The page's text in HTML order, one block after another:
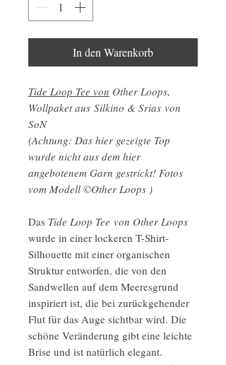
In den Warenkorb
Tide Loop Tee von Other Loops,
Wollpaket aus Silkino & Srias von
SoN
(Achtung: Das hier gezeigte Top
wurde nicht aus dem hier
angebotenem Garn gestrickt! Fotos
vom Modell ©Other Loops )
Das Tide Loop Tee von Other Loops
wurde in einer lockeren T-Shirt-
Silhouette mit einer organischen
Struktur entworfen, die von den
Sandwellen auf dem Meeresgrund
inspiriert ist, die bei zurückgehender
Flut für das Auge sichtbar wird. Die
schöne Veränderung gibt eine leichte
Brise und ist natürlich elegant.